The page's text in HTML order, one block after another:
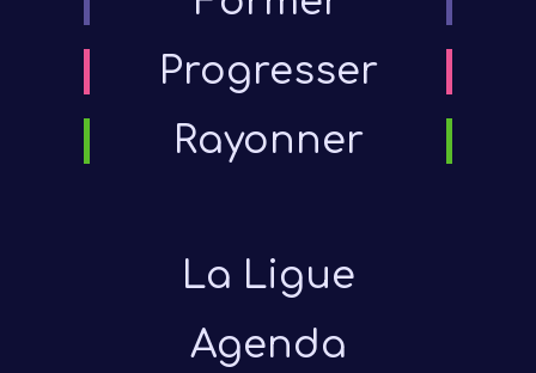
Progresser
Rayonner
La Ligue
Agenda